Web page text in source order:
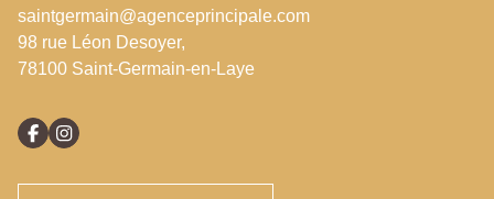
saintgermain@agenceprincipale.com
98 rue Léon Desoyer,
78100 Saint-Germain-en-Laye